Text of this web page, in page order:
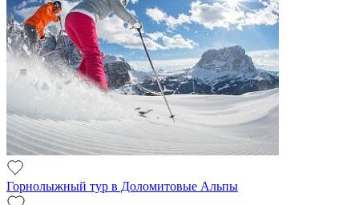
Горнолыжный тур в Доломитовые Альпы